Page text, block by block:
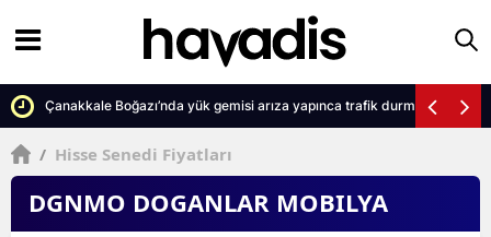
Çanakkale Boğazı’nda yük gemisi arıza yapınca trafik durma
/ Hisse Senedi Fiyatları
DGNMO DOGANLAR MOBILYA